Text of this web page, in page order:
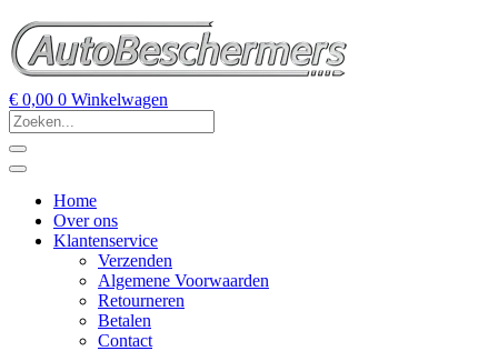
€ 0,00 0 Winkelwagen
Home
Over ons
Klantenservice
Verzenden
Algemene Voorwaarden
Retourneren
Betalen
Contact